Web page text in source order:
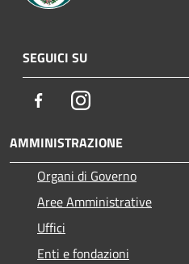
SEGUICI SU
FacebookInstagram
AMMINISTRAZIONE
Organi di Governo
Aree Amministrative
Uffici
Enti e fondazioni